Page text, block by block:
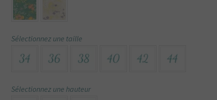
Sélectionnez une taille
Sélectionnez une hauteur